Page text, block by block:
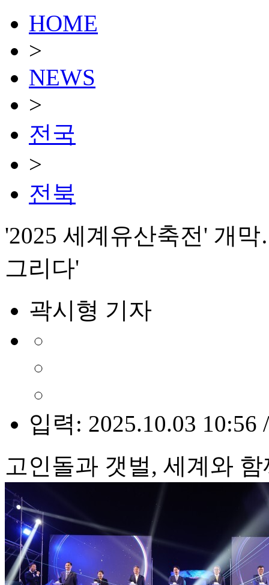
HOME
>
NEWS
>
전국
>
전북
'2025 세계유산축전' 개
그리다'
곽시형 기자
입력: 2025.10.03 10:56
고인돌과 갯벌, 세계와